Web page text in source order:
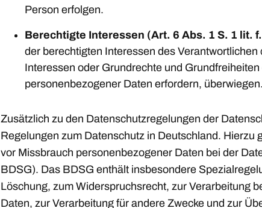
Person erfolgen.
Berechtigte Interessen (Art. 6 Abs. 1 S. 1 lit. f.
der berechtigten Interessen des
Interessen oder Grundrechte und
personenbezogener Daten erfordern, überwiegen.
Zusätzlich zu den Datenschutzregelungen der
Regelungen zum Datenschutz in Deutschland. Hierzu
vor Missbrauch personenbezogener Daten bei der
BDSG). Das BDSG enthält insbesondere
Löschung, zum Widerspruchsrecht, zur Verarbeitung
Daten, zur Verarbeitung für andere Zwecke und zur